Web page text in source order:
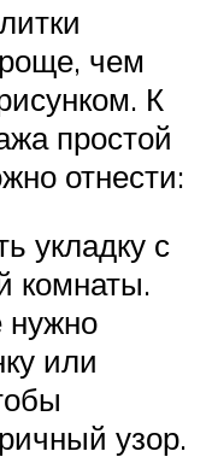
чем
К
простой
отнести:
укладку с
комнаты.
нужно
или
узор.